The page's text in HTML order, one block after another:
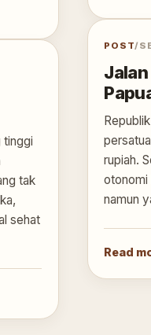
tinggi
tak
sehat
POST/
rupiah.
otonomi
namun
Read